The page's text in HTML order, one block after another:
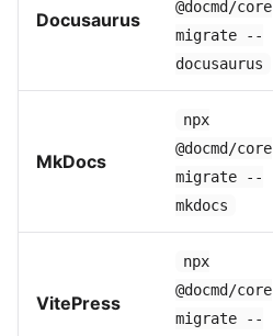
Docusaurus
@docmd/core
migrate --
docusaurus
MkDocs
npx
@docmd/core
migrate --
mkdocs
VitePress
npx
@docmd/core
migrate --